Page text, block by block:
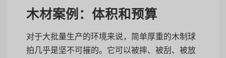
木材案例：体积和预算
对于大批量生产的环境来说，简单厚重的木制球
拍几乎是坚不可摧的。它可以被摔、被刮、被放